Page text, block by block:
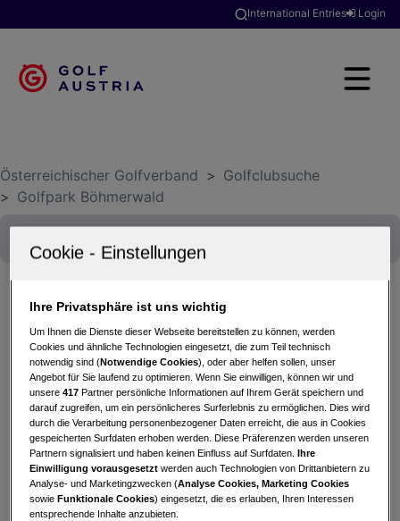
International Entries Login
Österreichischer Golfverband > Golfclubsuche
> Golfpark Böhmerwald
1. RAIBA Rohrbach Feierabendtrophy 2023
31.05.2023 - Einzel (Stableford)
Golfpark Böhmerwald
Turnierinfo
Nennliste Startzeiten
Bruttowertung Nettowertung Statistik
Turnierinfo
Datum:
Ihre Privatsphäre ist uns wichtig
Um Ihnen die Dienste dieser Webseite bereitstellen zu können, werden
Cookies und ähnliche Technologien eingesetzt, die zum Teil technisch
notwendig sind (Notwendige Cookies), oder aber helfen sollen, unser
Angebot für Sie laufend zu optimieren. Wenn Sie einwilligen, können wir und
unsere417 Partner persönliche Informationen auf Ihrem Gerät speichern und
darauf zugreifen, um ein persönlicheres Surferlebnis zu ermöglichen. Dies wird
durch die Verarbeitung personenbezogener Daten erreicht, die aus in Cookies
gespeicherten Surfdaten erhoben werden. Diese Präferenzen werden unseren
Partnern signalisiert und haben keinen Einfluss auf Surfdaten.Ihre
Einwilligung vorausgesetzt werden auch Technologien von Drittanbietern zu
Analyse- und Marketingzwecken (Analyse Cookies, Marketing Cookies
sowieFunktionale Cookies) eingesetzt, die es erlauben, Ihren Interessen
entsprechende Inhalte anzubieten.